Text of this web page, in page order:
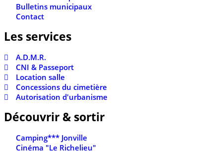
Bulletins municipaux
Contact
Les services
A.D.M.R.
CNI & Passeport
Location salle
Concessions du cimetière
Autorisation d'urbanisme
Découvrir & sortir
Camping*** Jonville
Cinéma "Le Richelieu"